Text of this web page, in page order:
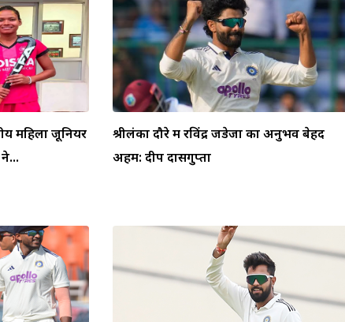
महिला जूनियर
श्रीलंका दौरे में रविंद्र जडेजा का अनुभव बेहद
अहम: दीप दासगुप्ता